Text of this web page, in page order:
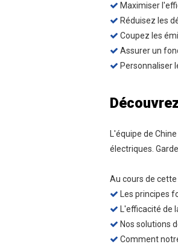
 Maximiser
 Réduisez les
 Coupez les
 Assurer un
 Personnaliser
L'équipe de
électriques.
Au cours de
 Les principes
 L'efficacité de
 Nos solutions
 Comment